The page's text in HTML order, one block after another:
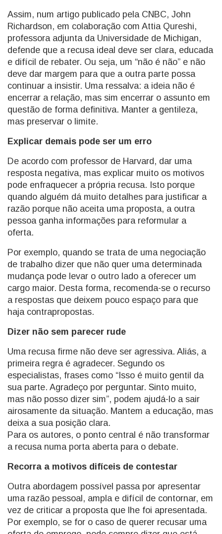
Assim, num artigo publicado pela CNBC, John
Richardson, em colaboração com Attia Qureshi,
professora adjunta da Universidade de Michigan,
defende que a recusa ideal deve ser clara, educada
e difícil de rebater. Ou seja, um “não é não” e não
deve dar margem para que a outra parte possa
continuar a insistir. Uma ressalva: a ideia não é
encerrar a relação, mas sim encerrar o assunto em
questão de forma definitiva. Manter a gentileza,
mas preservar o limite.
Explicar demais pode ser um erro
De acordo com professor de Harvard, dar uma
resposta negativa, mas explicar muito os motivos
pode enfraquecer a própria recusa. Isto porque
quando alguém dá muito detalhes para justificar a
razão porque não aceita uma proposta, a outra
pessoa ganha informações para reformular a
oferta.
Por exemplo, quando se trata de uma negociação
de trabalho dizer que não quer uma determinada
mudança pode levar o outro lado a oferecer um
cargo maior. Desta forma, recomenda-se o recurso
a respostas que deixem pouco espaço para que
haja contrapropostas.
Dizer não sem parecer rude
Uma recusa firme não deve ser agressiva. Aliás, a
primeira regra é agradecer. Segundo os
especialistas, frases como “Isso é muito gentil da
sua parte. Agradeço por perguntar. Sinto muito,
mas não posso dizer sim”, podem ajudá-lo a sair
airosamente da situação. Mantem a educação, mas
deixa a sua posição clara.
Para os autores, o ponto central é não transformar
a recusa numa porta aberta para o debate.
Recorra a motivos difíceis de contestar
Outra abordagem possível passa por apresentar
uma razão pessoal, ampla e difícil de contornar, em
vez de criticar a proposta que lhe foi apresentada.
Por exemplo, se for o caso de querer recusar uma